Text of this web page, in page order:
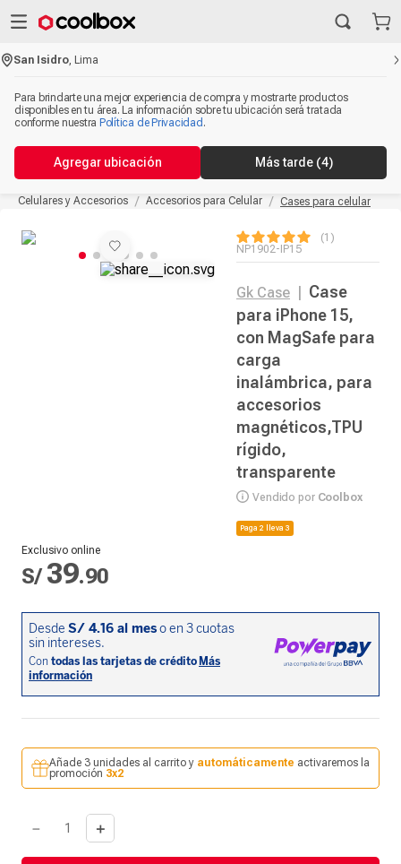
San Isidro ,Lima
Para brindarte una mejor experiencia de compra y mostrarte productos
disponibles en tu área. La información sobre tu ubicación será tratada
conforme nuestra Política de Privacidad .
Agregar ubicación Más tarde (4)
Celulares y Accesorios Accesorios para Celular Cases para celular
1
NP1902-IP15
Gk Case
Case
para iPhone 15,
con MagSafe para
carga
inalámbrica, para
accesorios
magnéticos,TPU
rígido,
transparente
Vendido por Coolbox
Paga 2 lleva 3
Exclusivo online
S/ 39.90
Añade 3 unidades al carrito y automáticamente activaremos la
promoción 3x2
＋
－